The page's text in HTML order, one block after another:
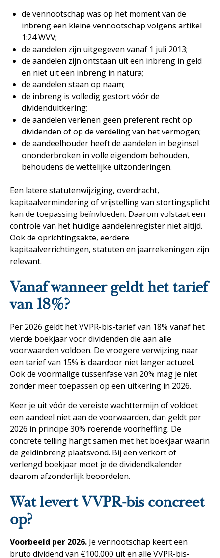
de vennootschap was op het moment van de
inbreng een kleine vennootschap volgens artikel
1:24 WVV;
de aandelen zijn uitgegeven vanaf 1 juli 2013;
de aandelen zijn ontstaan uit een inbreng in geld
en niet uit een inbreng in natura;
de aandelen staan op naam;
de inbreng is volledig gestort vóór de
dividenduitkering;
de aandelen verlenen geen preferent recht op
dividenden of op de verdeling van het vermogen;
de aandeelhouder heeft de aandelen in beginsel
ononderbroken in volle eigendom behouden,
behoudens de wettelijke uitzonderingen.
Een latere statutenwijziging, overdracht,
kapitaalvermindering of vrijstelling van stortingsplicht
kan de toepassing beïnvloeden. Daarom volstaat een
controle van het huidige aandelenregister niet altijd.
Ook de oprichtingsakte, eerdere
kapitaalverrichtingen, statuten en jaarrekeningen zijn
relevant.
Vanaf wanneer geldt het tarief
van 18%?
Per 2026 geldt het VVPR-bis-tarief van 18% vanaf het
vierde boekjaar voor dividenden die aan alle
voorwaarden voldoen. De vroegere verwijzing naar
een tarief van 15% is daardoor niet langer actueel.
Ook de voormalige tussenfase van 20% mag je niet
zonder meer toepassen op een uitkering in 2026.
Keer je uit vóór de vereiste wachttermijn of voldoet
een aandeel niet aan de voorwaarden, dan geldt per
2026 in principe 30% roerende voorheffing. De
concrete telling hangt samen met het boekjaar waarin
de geldinbreng plaatsvond. Bij een verkort of
verlengd boekjaar moet je de dividendkalender
daarom afzonderlijk beoordelen.
Wat levert VVPR-bis concreet
op?
Voorbeeld per 2026. Je vennootschap keert een
bruto dividend van €100.000 uit en alle VVPR-bis-